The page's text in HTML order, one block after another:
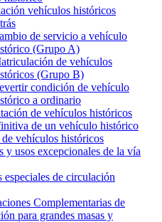
vehículos históricos
de servicio a vehículo
(Grupo A)
de vehículos
(Grupo B)
condición de vehículo
a ordinario
de vehículos históricos
de un vehículo histórico
vehículos históricos
y usos excepcionales de la vía
especiales de circulación
Complementarias de
para grandes masas y